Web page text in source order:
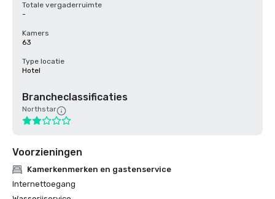
Totale vergaderruimte
-
Kamers
63
Type locatie
Hotel
Brancheclassificaties
Northstar
Voorzieningen
Kamerkenmerken en gastenservice
Internettoegang